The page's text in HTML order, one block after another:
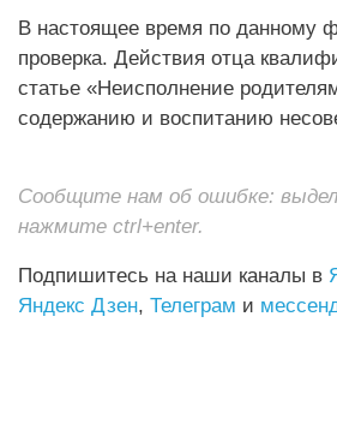
В настоящее время по данному
проверка. Действия отца
статье «Неисполнение
содержанию и воспитанию
Сообщите нам об ошибке:
нажмите ctrl+enter.
Подпишитесь на наши каналы в
Яндекс Дзен, Телеграм и